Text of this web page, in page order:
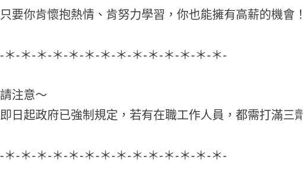
只要你肯懷抱熱情、肯努力學習，你也能擁有高薪的機會
-＊-＊-＊-＊-＊-＊-＊-＊-＊-＊-＊-＊-＊-＊-
請注意～
即日起政府已強制規定，若有在職工作人員，都需打滿三
-＊-＊-＊-＊-＊-＊-＊-＊-＊-＊-＊-＊-＊-＊-